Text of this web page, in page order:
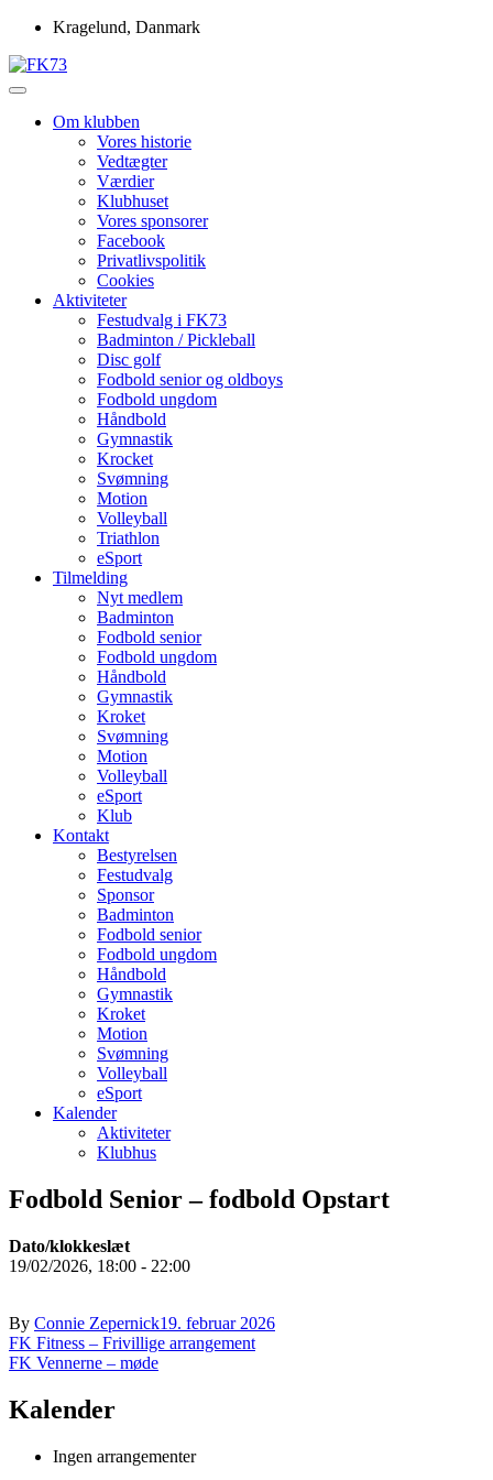
Skip
content
Kragelund, Danmark
FK73
Om klubben
Vores historie
Vedtægter
Værdier
Klubhuset
Vores sponsorer
Facebook
Privatlivspolitik
Cookies
Aktiviteter
Festudvalg i FK73
Badminton / Pickleball
Disc golf
Fodbold senior og oldboys
Fodbold ungdom
Håndbold
Gymnastik
Krocket
Svømning
Motion
Volleyball
Triathlon
eSport
Tilmelding
Nyt medlem
Badminton
Fodbold senior
Fodbold ungdom
Håndbold
Gymnastik
Kroket
Svømning
Motion
Volleyball
eSport
Klub
Kontakt
Bestyrelsen
Festudvalg
Sponsor
Badminton
Fodbold senior
Fodbold ungdom
Håndbold
Gymnastik
Kroket
Motion
Svømning
Volleyball
eSport
Kalender
Aktiviteter
Klubhus
Fodbold Senior – fodbold Opstart
Dato/klokkeslæt
19/02/2026, 18:00 - 22:00
By Connie Zepernick19. februar 2026
Indlægsnavigation
FK Fitness – Frivillige arrangement
FK Vennerne – møde
Kalender
Ingen arrangementer